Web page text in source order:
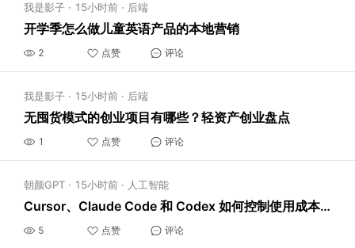
我是影子 · 15小时前 · 后端
开学季怎么做儿童英语产品的本地营销
2 点赞 评论
我是影子 · 15小时前 · 后端
无囤货模式的创业项目有哪些？轻资产创业盘点
1 点赞 评论
朝颜GPT · 15小时前 · 人工智能
Cursor、Claude Code 和 Codex 如何控制使用成本？从任务拆分到模型选择
5 点赞 评论